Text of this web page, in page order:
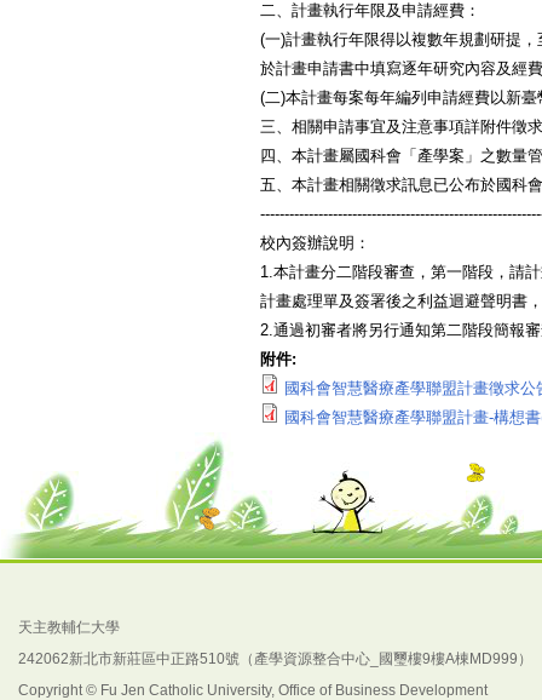
二、計畫執行年限及申請經費：
(一)計畫執行年限得以複數年規劃研提
於計畫申請書中填寫逐年研究內容及經
(二)本計畫每案每年編列申請經費以新
三、相關申請事宜及注意事項詳附件徵
四、本計畫屬國科會「產學案」之數量
五、本計畫相關徵求訊息已公布於國科
校內簽辦說明：
1.本計畫分二階段審查，第一階段，請
計畫處理單及簽署後之利益迴避聲明書
2.通過初審者將另行通知第二階段簡報
附件:
國科會智慧醫療產學聯盟計畫徵求公
國科會智慧醫療產學聯盟計畫-構想
天主教輔仁大學
242062新北市新莊區中正路510號（產學資源整合中心_國璽樓9樓A棟MD999）
Copyright © Fu Jen Catholic University, Office of Business Development